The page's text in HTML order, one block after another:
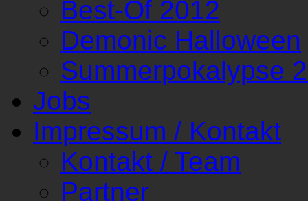
Best-Of 2012
Demonic Halloween
Summerpokalypse
Jobs
Impressum / Kontakt
Kontakt / Team
Partner